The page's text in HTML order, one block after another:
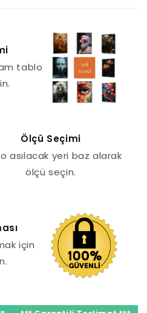
tablo
Ölçü Seçimi
asılacak yeri baz alarak
ölçü seçin.
için